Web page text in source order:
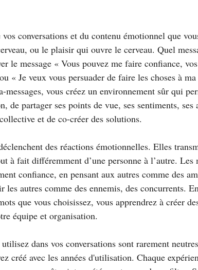
conversations et du contenu émotionnel que
ou le plaisir qui ouvre le cerveau. Quel
le message « Vous pouvez me faire confiance,
« Je veux vous persuader de faire les choses à
messages, vous créez un environnement sûr qui
de partager ses points de vue, ses sentiments, ses
et de co-créer des solutions.
des réactions émotionnelles. Elles
à fait différemment d’une personne à l’autre.
confiance, en pensant aux autres comme des
les autres comme des ennemis, des concurrents.
que vous choisissez, vous apprendrez à créer
équipe et organisation.
dans vos conversations sont rarement
créé avec les années d'utilisation. Chaque